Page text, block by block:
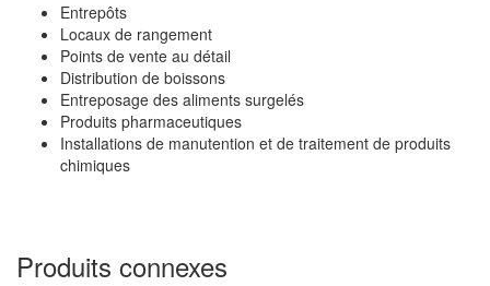
Entrepôts
Locaux de rangement
Points de vente au détail
Distribution de boissons
Entreposage des aliments surgelés
Produits pharmaceutiques
Installations de manutention et de traitement de produits
chimiques
Produits connexes